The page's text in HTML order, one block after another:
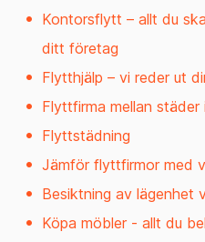
Kontorsflytt – allt du
ditt företag
Flytthjälp – vi reder ut
Flyttfirma mellan städer
Flyttstädning
Jämför flyttfirmor med
Besiktning av lägenhet
Köpa möbler - allt du